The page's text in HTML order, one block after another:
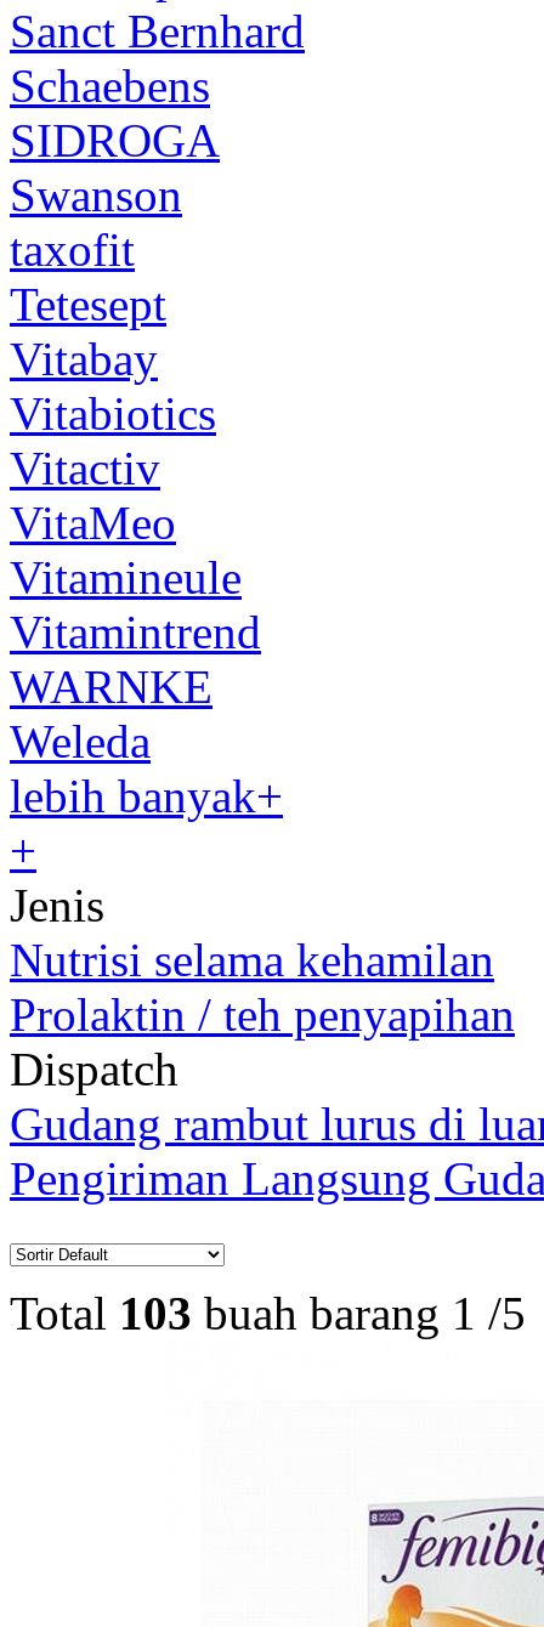
Sanct Bernhard
Schaebens
SIDROGA
Swanson
taxofit
Tetesept
Vitabay
Vitabiotics
Vitactiv
VitaMeo
Vitamineule
Vitamintrend
WARNKE
Weleda
lebih banyak+
+
Jenis
Nutrisi selama kehamilan
Prolaktin / teh penyapihan
Dispatch
Gudang rambut lurus di
Pengiriman Langsung
Total 103 buah barang 1 /5